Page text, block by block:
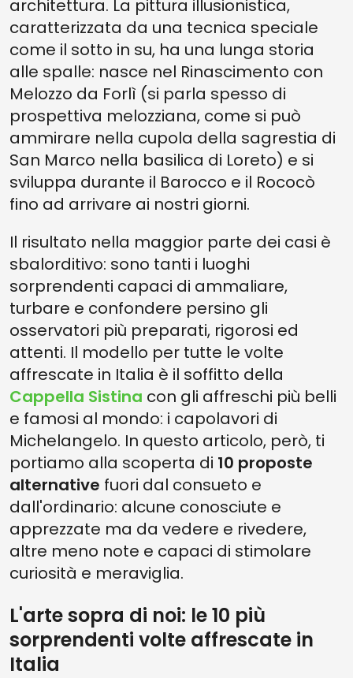
architettura. La pittura illusionistica,
caratterizzata da una tecnica speciale
come il sotto in su, ha una lunga storia
alle spalle: nasce nel Rinascimento con
Melozzo da Forlì (si parla spesso di
prospettiva melozziana, come si può
ammirare nella cupola della sagrestia di
San Marco nella basilica di Loreto) e si
sviluppa durante il Barocco e il Rococò
fino ad arrivare ai nostri giorni.
Il risultato nella maggior parte dei casi è
sbalorditivo: sono tanti i luoghi
sorprendenti capaci di ammaliare,
turbare e confondere persino gli
osservatori più preparati, rigorosi ed
attenti. Il modello per tutte le volte
affrescate in Italia è il soffitto della
Cappella Sistina con gli affreschi più belli
e famosi al mondo: i capolavori di
Michelangelo. In questo articolo, però, ti
portiamo alla scoperta di 10 proposte
alternative fuori dal consueto e
dall'ordinario: alcune conosciute e
apprezzate ma da vedere e rivedere,
altre meno note e capaci di stimolare
curiosità e meraviglia.
L'arte sopra di noi: le 10 più
sorprendenti volte affrescate in
Italia